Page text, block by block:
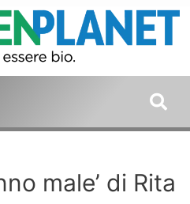
male’ di Rita